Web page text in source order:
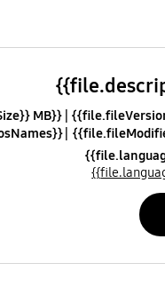
{{file.fileSize}} MB
{{file.osNames}}